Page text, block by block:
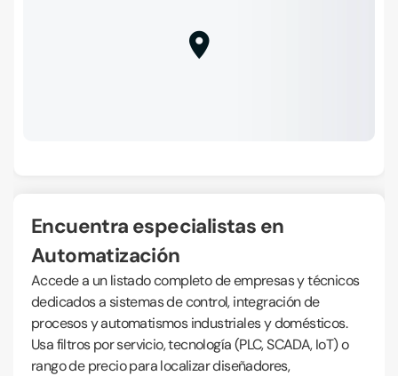
Encuentra especialistas en
Automatización
Accede a un listado completo de empresas y técnicos
dedicados a sistemas de control, integración de
procesos y automatismos industriales y domésticos.
Usa filtros por servicio, tecnología (PLC, SCADA, IoT) o
rango de precio para localizar diseñadores,